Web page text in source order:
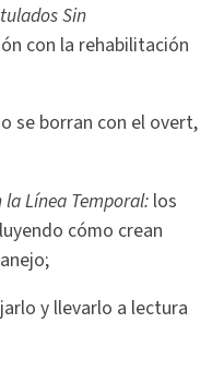
Sin
con la rehabilitación
se borran con el overt,
Línea Temporal: los
cómo crean
y llevarlo a lectura